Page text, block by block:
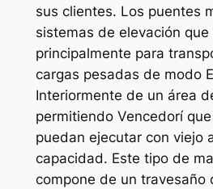
sus clientes. Los puentes
sistemas de elevación que
principalmente para
cargas pesadas de modo
Interiormente de un área
permitiendo Vencedorí
puedan ejecutar con viejo
capacidad. Este tipo de
compone de un travesaño